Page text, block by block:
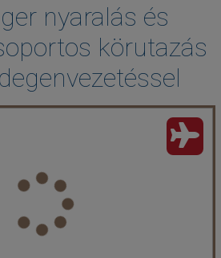
nyaralás és
körutazás